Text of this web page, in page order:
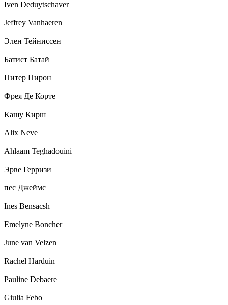
Iven Deduytschaver
Jeffrey Vanhaeren
Элен Тейниссен
Батист Батай
Питер Пирон
Фрея Де Корте
Кашу Кирш
Alix Neve
Ahlaam Teghadouini
Эрве Герризи
пес Джеймс
Ines Bensacsh
Emelyne Boncher
June van Velzen
Rachel Harduin
Pauline Debaere
Giulia Febo